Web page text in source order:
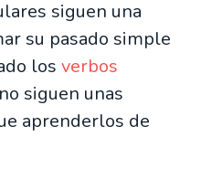
siguen una
su pasado simple
los verbos
no siguen unas
aprenderlos de